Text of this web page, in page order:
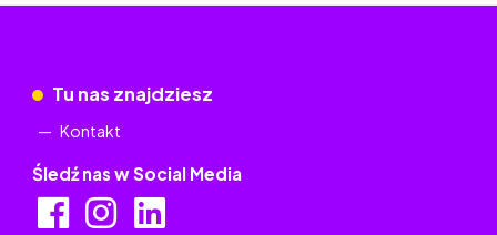
Tu nas znajdziesz
Kontakt
Śledź nas w Social Media